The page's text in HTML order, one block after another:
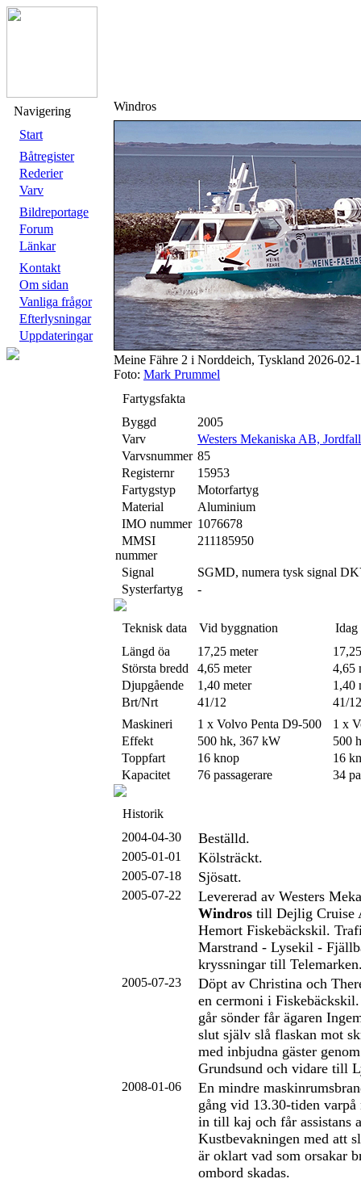
Navigering
Start
Båtregister
Rederier
Varv
Bildreportage
Forum
Länkar
Kontakt
Om sidan
Vanliga frågor
Efterlysningar
Uppdateringar
Windros
Meine Fähre 2 i Norddeich, Tyskland 2026-02-
Foto: Mark Prummel
Fartygsfakta
Byggd
2005
Varv
Westers Mekaniska AB, Jordfall
Varvsnummer 85
Registernr
15953
Fartygstyp
Motorfartyg
Material
Aluminium
IMO nummer 1076678
MMSI
nummer
211185950
Signal
SGMD, numera tysk signal
Systerfartyg
-
Teknisk data Vid byggnation
Idag
Längd öa
17,25 meter
Största bredd
4,65 meter
4,65
Djupgående
1,40 meter
1,40
Brt/Nrt
41/12
41/12
Maskineri
1 x Volvo Penta D9-500
1 x
Effekt
500 hk, 367 kW
500
Toppfart
16 knop
16
Kapacitet
76 passagerare 34
Historik
2004-04-30
Beställd.
2005-01-01 Kölsträckt.
2005-07-18 Sjösatt.
2005-07-22
Levererad av Westers
Windros till Dejlig Cruise
Hemort Fiskebäckskil.
Marstrand - Lysekil -
kryssningar till
2005-07-23
Döpt av Christina och
en cermoni i
går sönder får ägaren
slut själv slå flaskan mot
med inbjudna gäster
Grundsund och vidare till
2008-01-06
En mindre
gång vid 13.30-tiden
in till kaj och får assistans
Kustbevakningen med att
är oklart vad som orsakar
ombord skadas.